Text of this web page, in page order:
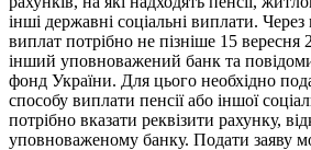
інші державні соціальні виплати.
виплат потрібно не пізніше 15 вересня
інший уповноважений банк та
фонд України. Для цього необхідно
способу виплати пенсії або іншої
потрібно вказати реквізити рахунку,
уповноваженому банку. Подати заяву